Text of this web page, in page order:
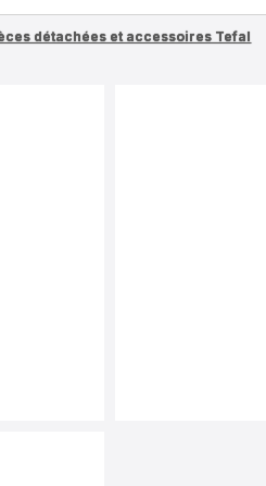
détachées et accessoires Tefal